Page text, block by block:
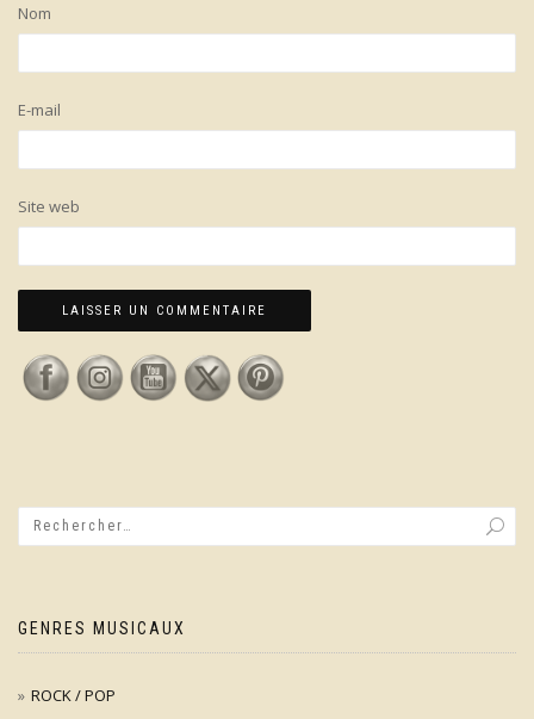
Nom
E-mail
Site web
GENRES MUSICAUX
ROCK / POP